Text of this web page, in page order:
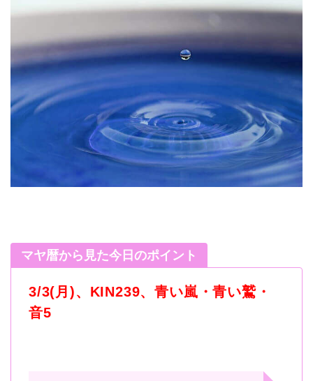
マヤ暦から見た今日のポイント
3/3(月)、KIN239、青い嵐・青い鷲・
音5